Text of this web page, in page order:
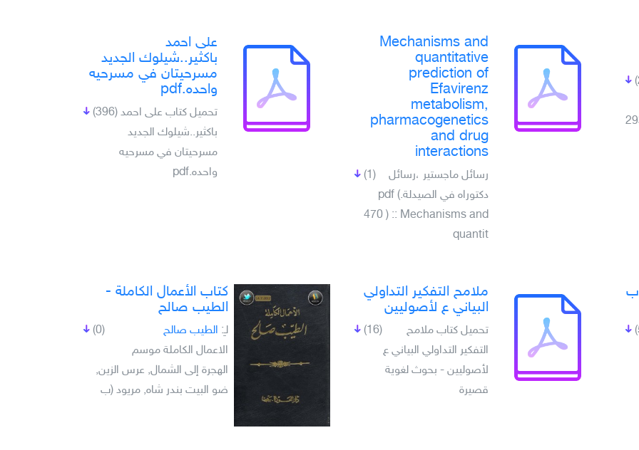
Mechanisms and
quantitative
prediction of
Efavirenz
metabolism,
pharmacogenetics
and drug
interactions
(1)
رسائل ماجستير ،رسائل
دكتوراه في الصيدلة.pdf (
470 ) :: Mechanisms and
quantit
على احمد
باكثير..شيلوك الجديد
مسرحيتان في مسرحيه
واحده.pdf
(396) تحميل كتاب على احمد
باكثير..شيلوك الجديد
مسرحيتان في مسرحيه
واحده.pdf
ملامح التفكير التداولي
البياني ع لأصوليين
(16)
تحميل كتاب ملامح
التفكير التداولي البياني ع
لأصوليين - بحوث لغوية
قصيرة
كتاب الأعمال الكاملة -
الطيب صالح
(0) لـِ: الطيب صالح
الاعمال الكاملة موسم
الهجرة إلى الشمال, عرس الزين,
ضو البيت بندر شاه, مريود (ب